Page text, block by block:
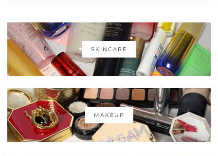
SKINCARE
MAKEUP